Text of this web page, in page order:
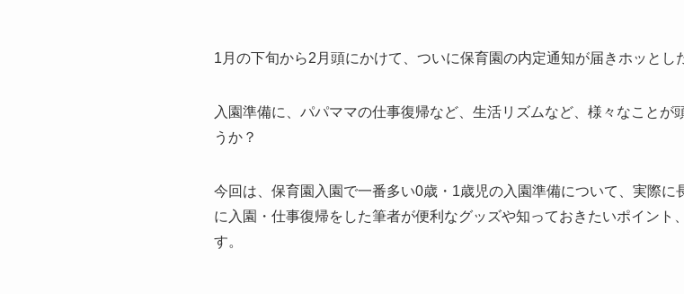
1月の下旬から2月頭にかけて、ついに保育園の内定通知が届きホッとし
入園準備に、パパママの仕事復帰など、生活リズムなど、様々なことが
うか？
今回は、保育園入園で一番多い0歳・1歳児の入園準備について、実際
に入園・仕事復帰をした筆者が便利なグッズや知っておきたいポイント
す。